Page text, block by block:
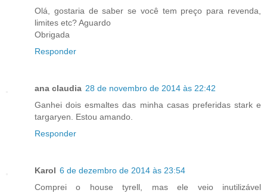
Olá, gostaria de saber se você tem preço para revenda,
limites etc? Aguardo
Obrigada
Responder
ana claudia 28 de novembro de 2014 às 22:42
Ganhei dois esmaltes das minha casas preferidas stark e
targaryen. Estou amando.
Responder
Karol 6 de dezembro de 2014 às 23:54
Comprei o house tyrell, mas ele veio inutilizável